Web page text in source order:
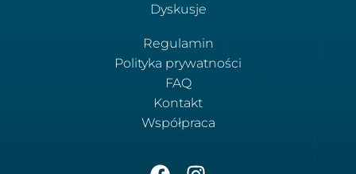
Dyskusje
Regulamin
Polityka prywatności
FAQ
Kontakt
Współpraca